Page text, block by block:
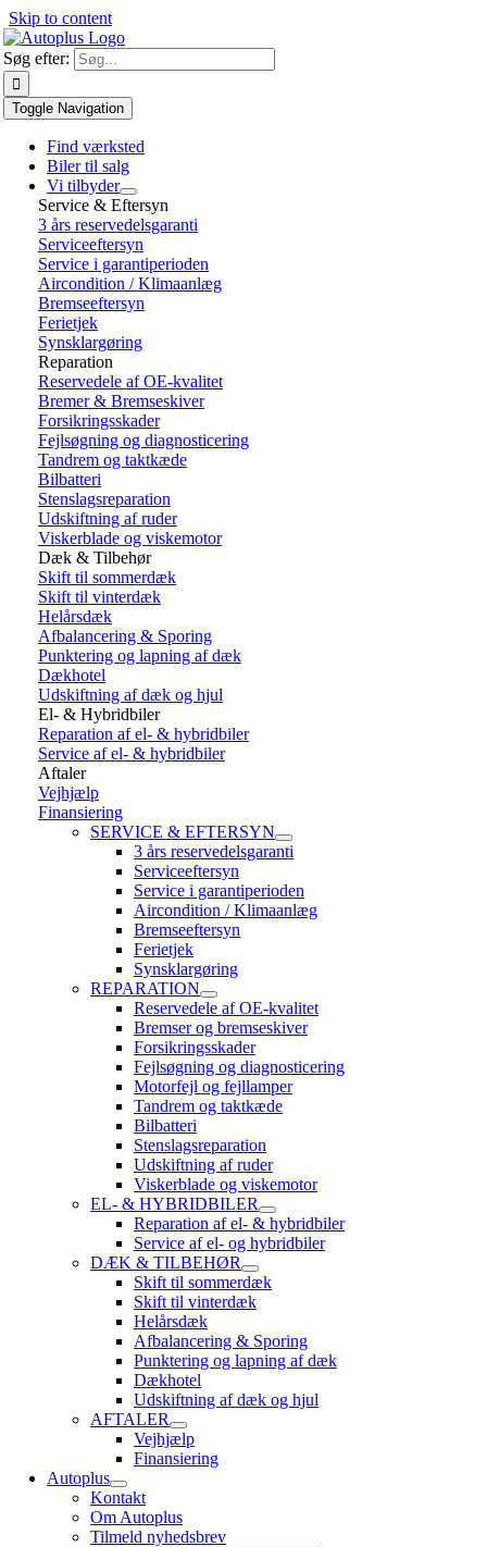
Skip to content
Søg efter:
Toggle Navigation
Find værksted
Biler til salg
Vi tilbyder
Service & Eftersyn
3 års reservedelsgaranti
Serviceeftersyn
Service i garantiperioden
Aircondition / Klimaanlæg
Bremseeftersyn
Ferietjek
Synsklargøring
Reparation
Reservedele af OE-kvalitet
Bremer & Bremseskiver
Forsikringsskader
Fejlsøgning og diagnosticering
Tandrem og taktkæde
Bilbatteri
Stenslagsreparation
Udskiftning af ruder
Viskerblade og viskemotor
Dæk & Tilbehør
Skift til sommerdæk
Skift til vinterdæk
Helårsdæk
Afbalancering & Sporing
Punktering og lapning af dæk
Dækhotel
Udskiftning af dæk og hjul
El- & Hybridbiler
Reparation af el- & hybridbiler
Service af el- & hybridbiler
Aftaler
Vejhjælp
Finansiering
SERVICE & EFTERSYN
3 års reservedelsgaranti
Serviceeftersyn
Service i garantiperioden
Aircondition / Klimaanlæg
Bremseeftersyn
Ferietjek
Synsklargøring
REPARATION
Reservedele af OE-kvalitet
Bremser og bremseskiver
Forsikringsskader
Fejlsøgning og diagnosticering
Motorfejl og fejllamper
Tandrem og taktkæde
Bilbatteri
Stenslagsreparation
Udskiftning af ruder
Viskerblade og viskemotor
EL- & HYBRIDBILER
Reparation af el- & hybridbiler
Service af el- og hybridbiler
DÆK & TILBEHØR
Skift til sommerdæk
Skift til vinterdæk
Helårsdæk
Afbalancering & Sporing
Punktering og lapning af dæk
Dækhotel
Udskiftning af dæk og hjul
AFTALER
Vejhjælp
Finansiering
Autoplus
Kontakt
Om Autoplus
Tilmeld nyhedsbrev